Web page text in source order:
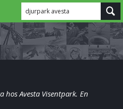
djurpark avesta
hos Avesta Visentpark. En